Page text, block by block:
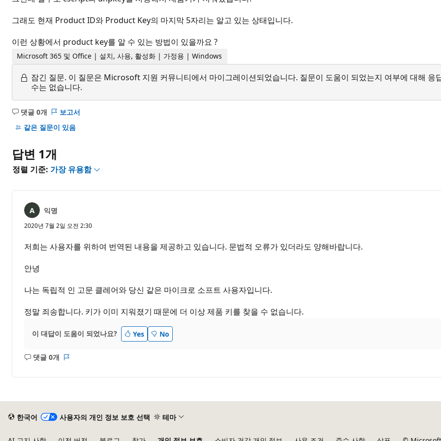
그래도 현재 Product ID와 Product Key의 마지막 5자리는 알고 있는 상태입니다.
이런 상황에서 product key를 알 수 있는 방법이 있을까요 ?
Microsoft 365 및 Office | 설치, 사용, 활성화 | 가정용 | Windows
잠긴 질문. 이 질문은 Microsoft 지원 커뮤니티에서 마이그레이션되었습니다. 질문이 도움이 되었는지 여부에 대해 응
수는 없습니다.
댓글 0개
설
명
음
보고서
같은 질문이 있음
답변 1개
정렬 기준: 가장 유용함
익명
2020년 7월 2일 오전 2:30
저희는 사용자를 위하여 번역된 내용을 제공하고 있습니다. 문법적 오류가 있더라도 양해바랍니다.
안녕
나는 독립적 인 고문 클레어와 당신 같은 마이크로 소프트 사용자입니다.
정말 죄송합니다. 키가 이미 지워졌기 때문에 더 이상 제품 키를 찾을 수 없습니다.
이 대답이 도움이 되었나요? Yes No
댓글 0개
설
한국어 사용자의 개인 정보 보호 선택 테마